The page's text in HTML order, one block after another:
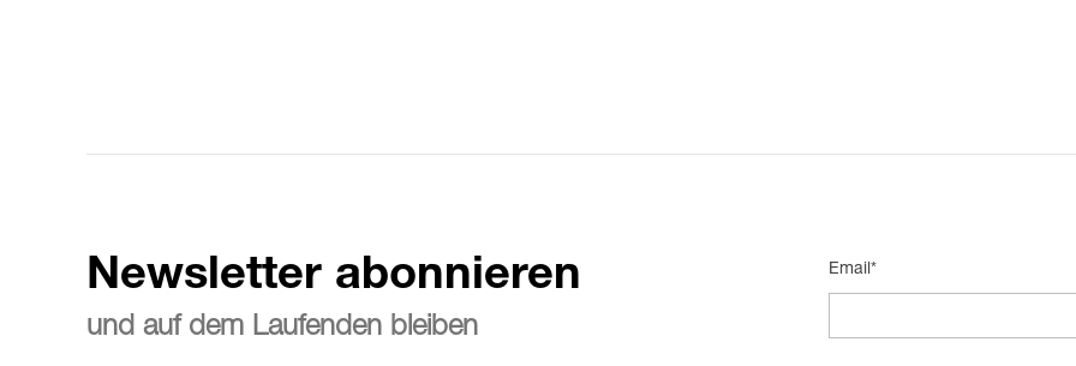
Newsletter abonnieren
und auf dem Laufenden bleiben
Email*